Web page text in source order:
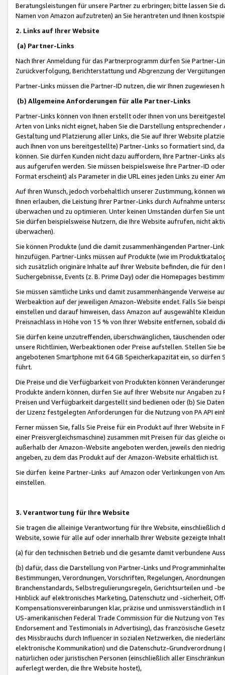
Beratungsleistungen für unsere Partner zu erbringen; bitte lassen Sie
Namen von Amazon aufzutreten) an Sie herantreten und Ihnen
2. Links auf Ihrer Website
(a) Partner-Links
Nach Ihrer Anmeldung für das Partnerprogramm dürfen Sie Partner-
Zurückverfolgung, Berichterstattung und Abgrenzung der
Partner-Links müssen die Partner-ID nutzen, die wir Ihnen zugewiesen
(b) Allgemeine Anforderungen für alle Partner-Links
Partner-Links können von Ihnen erstellt oder Ihnen von uns
Arten von Links nicht eignet, haben Sie die Darstellung
Gestaltung und Platzierung aller Links, die Sie auf Ihrer Website
auch Ihnen von uns bereitgestellte) Partner-Links so formatiert sind,
können. Sie dürfen Kunden nicht dazu auffordern, Ihre Partner-Links
aus aufgerufen werden. Sie müssen beispielsweise Ihre Partner-ID
Format erscheint) als Parameter in die URL eines jeden Links zu einer
Auf Ihren Wunsch, jedoch vorbehaltlich unserer Zustimmung, können
Ihnen erlauben, die Leistung Ihrer Partner-Links durch Aufnahme
überwachen und zu optimieren. Unter keinen Umständen dürfen Sie
Sie dürfen beispielsweise Nutzern, die Ihre Website aufrufen, nicht
überwachen).
Sie können Produkte (und die damit zusammenhängenden Partner-
hinzufügen. Partner-Links müssen auf Produkte (wie im
sich zusätzlich originäre Inhalte auf Ihrer Website befinden, die für
Suchergebnisse, Events (z. B. Prime Day) oder die Homepages
Sie müssen sämtliche Links und damit zusammenhängende
Werbeaktion auf der jeweiligen Amazon-Website endet. Falls Sie
einstellen und darauf hinweisen, dass Amazon auf ausgewählte
Preisnachlass in Höhe von 15 % von Ihrer Website entfernen, sobald
Sie dürfen keine unzutreffenden, überschwänglichen, täuschenden
unsere Richtlinien, Werbeaktionen oder Preise aufstellen. Stellen Sie
angebotenen Smartphone mit 64 GB Speicherkapazität ein, so dürfen
führt.
Die Preise und die Verfügbarkeit von Produkten können
Produkte ändern können, dürfen Sie auf Ihrer Website nur Angaben
Preisen und Verfügbarkeit dargestellt sind bedienen oder (b) Sie
der Lizenz festgelegten Anforderungen für die Nutzung von PA API
Ferner müssen Sie, falls Sie Preise für ein Produkt auf Ihrer Website
einer Preisvergleichsmaschine) zusammen mit Preisen für das
außerhalb der Amazon-Website angeboten werden, jeweils den
angeben, zu dem das Produkt auf der Amazon-Website erhältlich ist.
Sie dürfen keine Partner-Links auf Amazon oder Verlinkungen von
einstellen.
3. Verantwortung für Ihre Website
Sie tragen die alleinige Verantwortung für Ihre Website,
Website, sowie für alle auf oder innerhalb Ihrer Website gezeigte
(a) für den technischen Betrieb und die gesamte damit verbundene
(b) dafür, dass die Darstellung von Partner-Links und
Bestimmungen, Verordnungen, Vorschriften, Regelungen,
Branchenstandards, Selbstregulierungsregeln, Gerichtsurteilen und -
Hinblick auf elektronisches Marketing, Datenschutz und -sicherheit,
Kompensationsvereinbarungen klar, präzise und unmissverständlich
US-amerikanischen Federal Trade Commission für die Nutzung von
Endorsement and Testimonials in Advertising), das französische
des Missbrauchs durch Influencer in sozialen Netzwerken, die
elektronische Kommunikation) und die Datenschutz-
natürlichen oder juristischen Personen (einschließlich aller
auferlegt werden, die Ihre Website hostet),